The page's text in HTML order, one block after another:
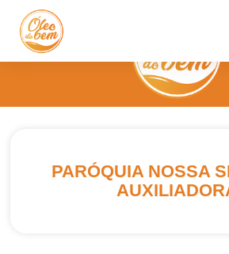
PARÓQUIA NOSSA